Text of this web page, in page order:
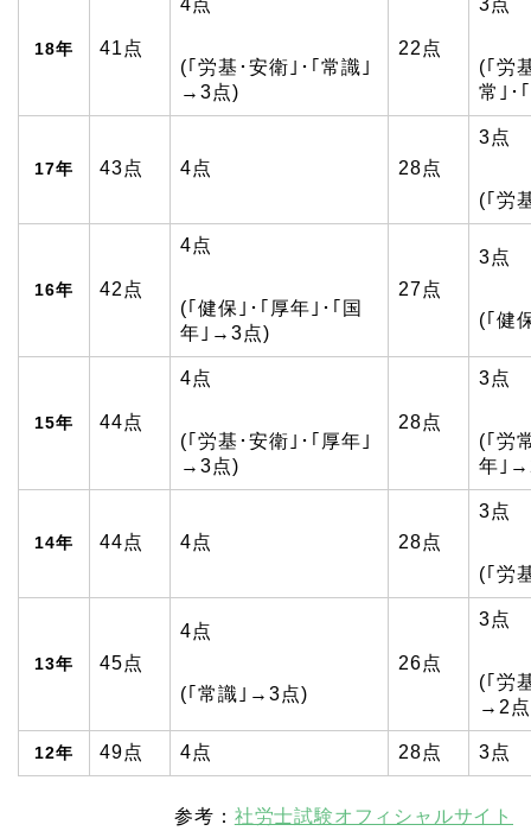
18年 41点
4点
(｢労基･安衛｣･｢常識｣
→3点)
22点
3点
(｢労
常｣･
17年 43点 4点 28点
3点
(｢労
16年 42点
4点
(｢健保｣･｢厚年｣･｢国
年｣→3点)
27点
3点
(｢健
15年 44点
4点
(｢労基･安衛｣･｢厚年｣
→3点)
28点
3点
(｢労
年｣
14年 44点 4点 28点
3点
(｢労
13年 45点
4点
(｢常識｣→3点)
26点
3点
(｢労
→2
12年 49点 4点 28点 3点
参考： 社労士試験オフィシャルサイト